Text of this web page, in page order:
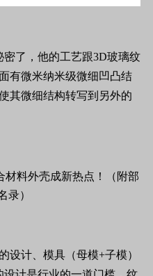
了，他的工艺跟3D玻璃纹
有微米纳米级微细凹凸结
其微细结构转写到另外的
设计、模具（母模+子模）